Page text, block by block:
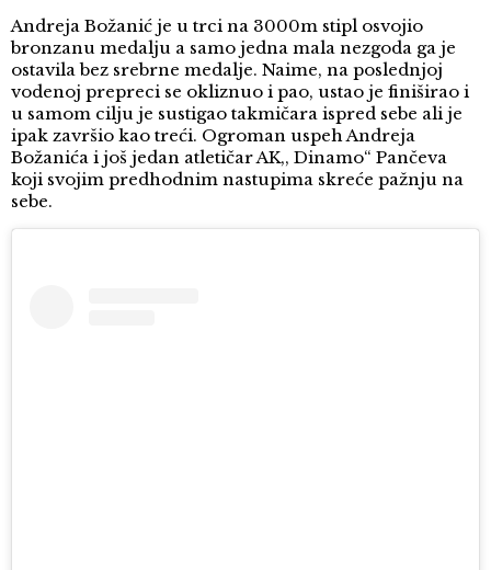
Andreja Božanić je u trci na 3000m stipl osvojio
bronzanu medalju a samo jedna mala nezgoda ga je
ostavila bez srebrne medalje. Naime, na poslednjoj
vodenoj prepreci se okliznuo i pao, ustao je finiširao i
u samom cilju je sustigao takmičara ispred sebe ali je
ipak završio kao treći. Ogroman uspeh Andreja
Božanića i još jedan atletičar AK,, Dinamo“ Pančeva
koji svojim predhodnim nastupima skreće pažnju na
sebe.